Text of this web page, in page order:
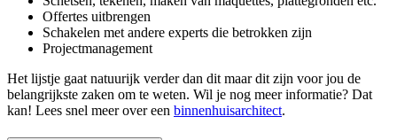
Offertes uitbrengen
Schakelen met andere experts die betrokken zijn
Projectmanagement
Het lijstje gaat natuurijk verder dan dit maar dit zijn voor jou de
belangrijkste zaken om te weten. Wil je nog meer informatie? Dat
kan! Lees snel meer over een binnenhuisarchitect.